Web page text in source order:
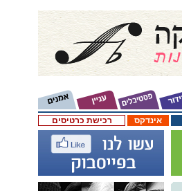
רכישת כרטיסים אינדקס